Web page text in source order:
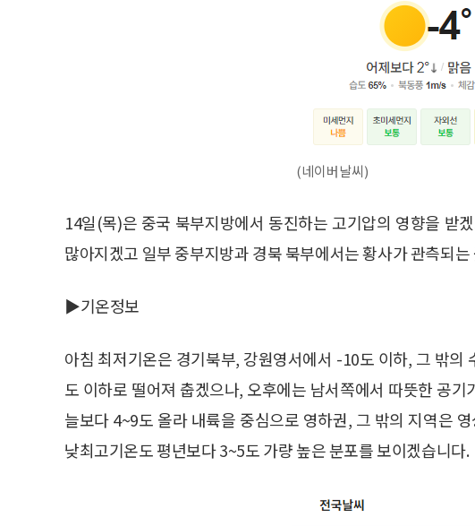
(네이버날씨)
14일(목)은 중국 북부지방에서 동진하는 고기압의 영향을 받
많아지겠고 일부 중부지방과 경북 북부에서는 황사가 관측되
▶기온정보
아침 최저기온은 경기북부, 강원영서에서 -10도 이하, 그 밖
도 이하로 떨어져 춥겠으나, 오후에는 남서쪽에서 따뜻한 공
늘보다 4~9도 올라 내륙을 중심으로 영하권, 그 밖의 지역은
낮최고기온도 평년보다 3~5도 가량 높은 분포를 보이겠습니다.